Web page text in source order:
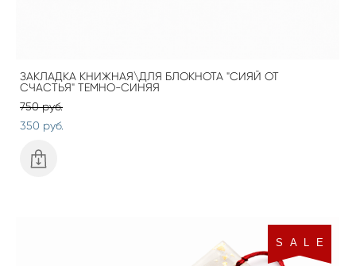
ЗАКЛАДКА КНИЖНАЯ\ДЛЯ БЛОКНОТА "СИЯЙ ОТ
СЧАСТЬЯ" ТЕМНО-СИНЯЯ
750 pуб.
350 pуб.
S A L E